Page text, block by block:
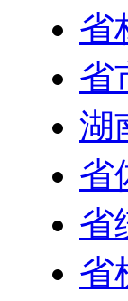
省
省
湖
省
省
省